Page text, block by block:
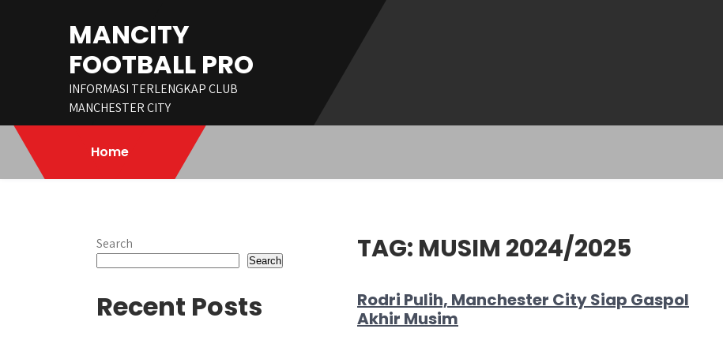
MANCITY
FOOTBALL PRO
INFORMASI TERLENGKAP CLUB
MANCHESTER CITY
Home
TAG: MUSIM 2024/2025
Rodri Pulih, Manchester City Siap Gaspol
Akhir Musim
Search
Search
Recent Posts